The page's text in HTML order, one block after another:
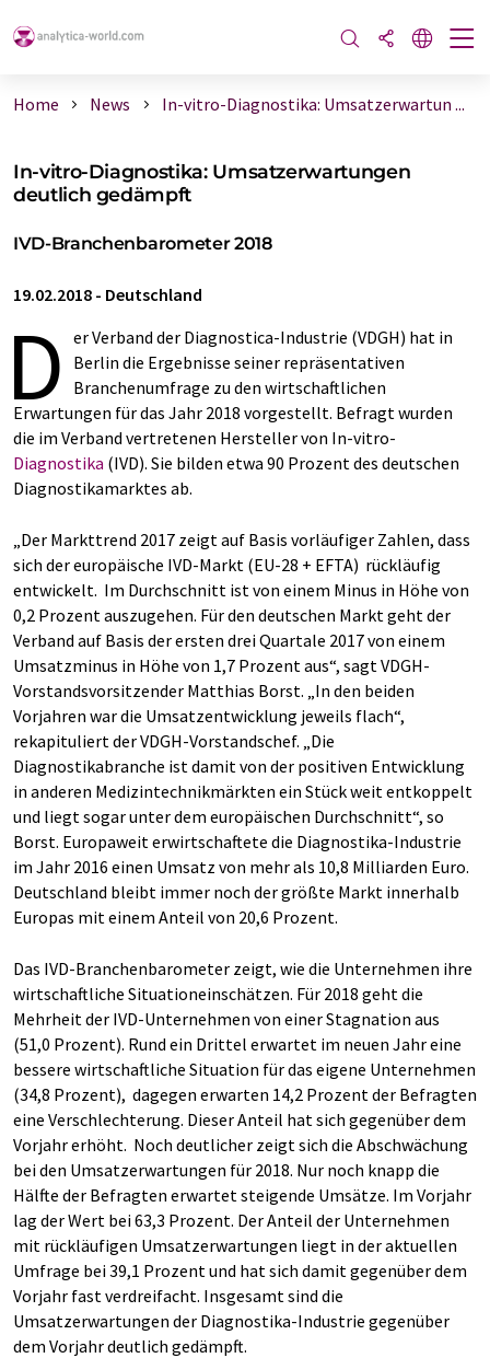
Home News In-vitro-Diagnostika: Umsatzerwartun ...
In-vitro-Diagnostika: Umsatzerwartungen
deutlich gedämpft
IVD-Branchenbarometer 2018
19.02.2018 - Deutschland
D er Verband der Diagnostica-Industrie (VDGH) hat in
Berlin die Ergebnisse seiner repräsentativen
Branchenumfrage zu den wirtschaftlichen
Erwartungen für das Jahr 2018 vorgestellt. Befragt wurden
die im Verband vertretenen Hersteller von In-vitro-
Diagnostika (IVD). Sie bilden etwa 90 Prozent des deutschen
Diagnostikamarktes ab.
„Der Markttrend 2017 zeigt auf Basis vorläufiger Zahlen, dass
sich der europäische IVD-Markt (EU-28 + EFTA) rückläufig
entwickelt. Im Durchschnitt ist von einem Minus in Höhe von
0,2 Prozent auszugehen. Für den deutschen Markt geht der
Verband auf Basis der ersten drei Quartale 2017 von einem
Umsatzminus in Höhe von 1,7 Prozent aus“, sagt VDGH-
Vorstandsvorsitzender Matthias Borst. „In den beiden
Vorjahren war die Umsatzentwicklung jeweils flach“,
rekapituliert der VDGH-Vorstandschef. „Die
Diagnostikabranche ist damit von der positiven Entwicklung
in anderen Medizintechnikmärkten ein Stück weit entkoppelt
und liegt sogar unter dem europäischen Durchschnitt“, so
Borst. Europaweit erwirtschaftete die Diagnostika-Industrie
im Jahr 2016 einen Umsatz von mehr als 10,8 Milliar­den Euro.
Deutschland bleibt immer noch der größte Markt innerhalb
Europas mit einem Anteil von 20,6 Prozent.
Das IVD-Branchenbarometer zeigt, wie die Unternehmen ihre
wirtschaftliche Situationeinschätzen. Für 2018 geht die
Mehrheit der IVD-Unternehmen von einer Stagnation aus
(51,0 Prozent). Rund ein Drittel erwartet im neuen Jahr eine
bessere wirtschaftliche Situation für das eigene Unternehmen
(34,8 Prozent), dagegen erwarten 14,2 Prozent der Befragten
eine Verschlechterung. Dieser Anteil hat sich gegenüber dem
Vorjahr erhöht. Noch deutlicher zeigt sich die Abschwächung
bei den Umsatzerwartungen für 2018. Nur noch knapp die
Hälfte der Befragten erwartet steigende Umsätze. Im Vorjahr
lag der Wert bei 63,3 Prozent. Der Anteil der Unternehmen
mit rückläufigen Umsatzerwartungen liegt in der aktuellen
Umfrage bei 39,1 Prozent und hat sich damit gegenüber dem
Vorjahr fast verdreifacht. Insgesamt sind die
Umsatzerwartungen der Diagnostika-Industrie gegenüber
dem Vorjahr deutlich gedämpft.